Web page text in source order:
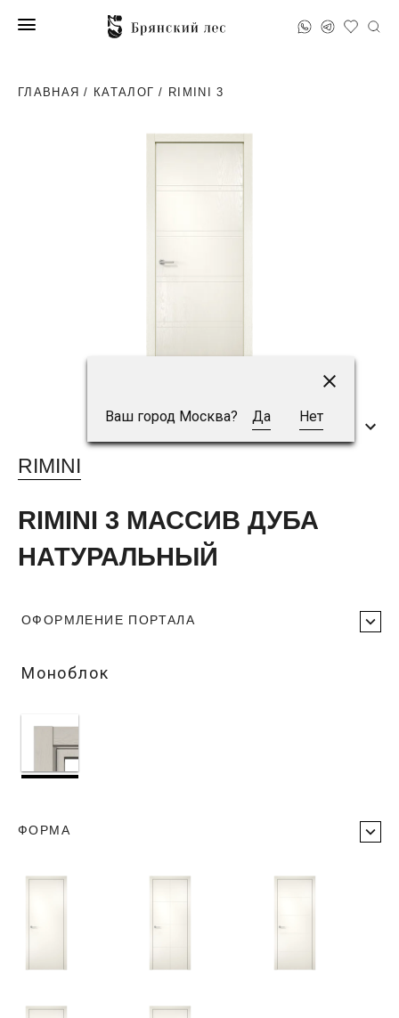
Ваш город Москва? Да Нет
ГЛАВНАЯ / КАТАЛОГ / RIMINI 3
RIMINI
RIMINI 3 МАССИВ ДУБА
НАТУРАЛЬНЫЙ
ОФОРМЛЕНИЕ ПОРТАЛА
Моноблок
ФОРМА